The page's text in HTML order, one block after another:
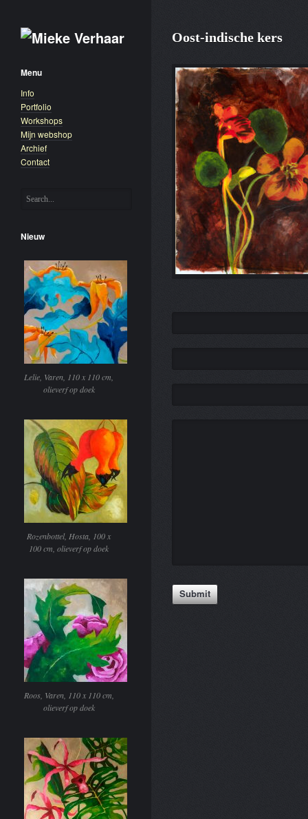
Menu
Info
Portfolio
Workshops
Mijn webshop
Archief
Contact
Nieuw
Lelie, Varen, 110 x 110 cm,
olieverf op doek
Rozenbottel, Hosta, 100 x
100 cm, olieverf op doek
Roos, Varen, 110 x 110 cm,
olieverf op doek
Oost-indische kers